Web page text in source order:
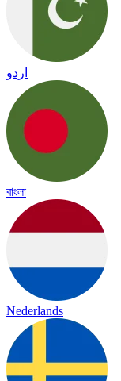
اردو
বাংলা
Nederlands